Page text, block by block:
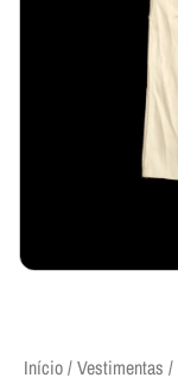
Início/Vestimentas /